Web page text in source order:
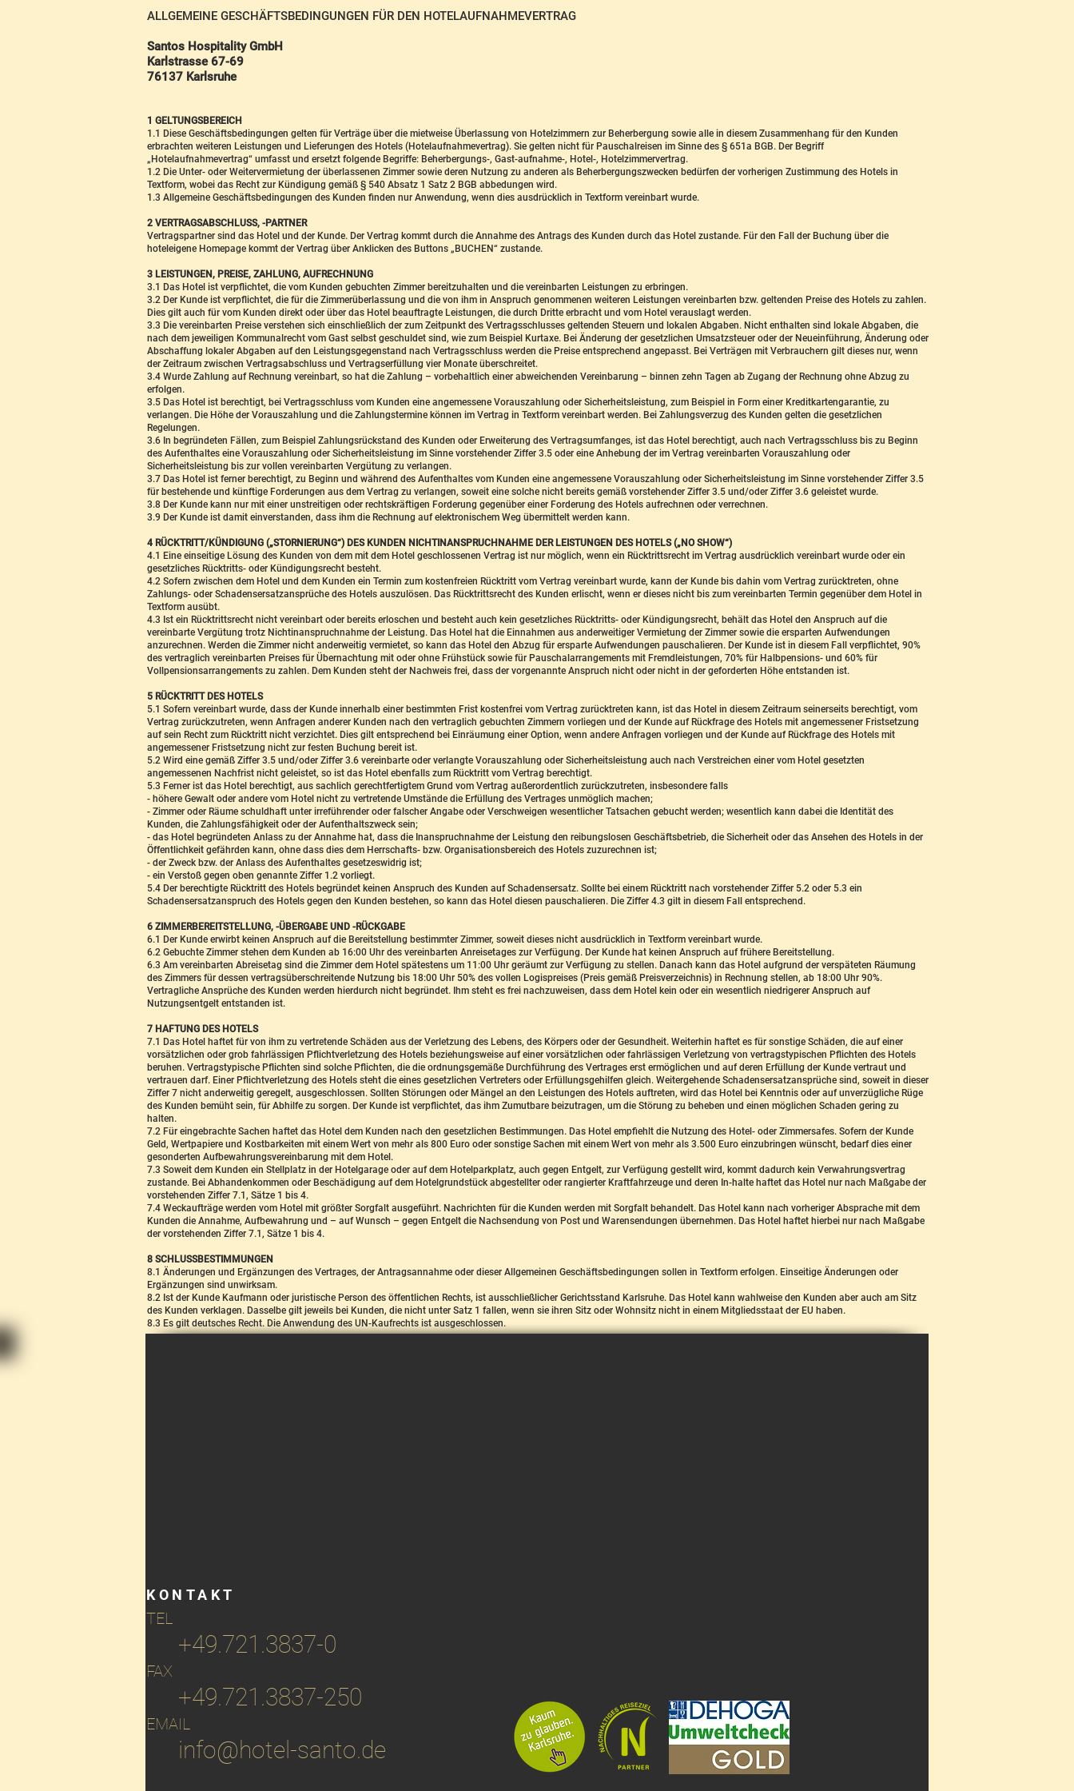
ALLGEMEINE GESCHÄFTSBEDINGUNGEN FÜR DEN HOTELAUFNAHMEVERTRAG
Santos Hospitality GmbH
Karlstrasse 67-69
76137 Karlsruhe
1 GELTUNGSBEREICH
1.1 Diese Geschäftsbedingungen gelten für Verträge über die mietweise Überlassung von Hotelzimmern zur Beherbergung sowie alle in diesem Zusammenhang für den Kunden
erbrachten weiteren Leistungen und Lieferungen des Hotels (Hotelaufnahmevertrag). Sie gelten nicht für Pauschalreisen im Sinne des § 651a BGB. Der Begriff
„Hotelaufnahmevertrag“ umfasst und ersetzt folgende Begriffe: Beherbergungs-, Gast-aufnahme-, Hotel-, Hotelzimmervertrag.
1.2 Die Unter- oder Weitervermietung der überlassenen Zimmer sowie deren Nutzung zu anderen als Beherbergungszwecken bedürfen der vorherigen Zustimmung des Hotels in
Textform, wobei das Recht zur Kündigung gemäß § 540 Absatz 1 Satz 2 BGB abbedungen wird.
1.3 Allgemeine Geschäftsbedingungen des Kunden finden nur Anwendung, wenn dies ausdrücklich in Textform vereinbart wurde.
2 VERTRAGSABSCHLUSS, -PARTNER
Vertragspartner sind das Hotel und der Kunde. Der Vertrag kommt durch die Annahme des Antrags des Kunden durch das Hotel zustande. Für den Fall der Buchung über die
hoteleigene Homepage kommt der Vertrag über Anklicken des Buttons „BUCHEN“ zustande.
3 LEISTUNGEN, PREISE, ZAHLUNG, AUFRECHNUNG
3.1 Das Hotel ist verpflichtet, die vom Kunden gebuchten Zimmer bereitzuhalten und die vereinbarten Leistungen zu erbringen.
3.2 Der Kunde ist verpflichtet, die für die Zimmerüberlassung und die von ihm in Anspruch genommenen weiteren Leistungen vereinbarten bzw. geltenden Preise des Hotels zu zahlen.
Dies gilt auch für vom Kunden direkt oder über das Hotel beauftragte Leistungen, die durch Dritte erbracht und vom Hotel verauslagt werden.
3.3 Die vereinbarten Preise verstehen sich einschließlich der zum Zeitpunkt des Vertragsschlusses geltenden Steuern und lokalen Abgaben. Nicht enthalten sind lokale Abgaben, die
nach dem jeweiligen Kommunalrecht vom Gast selbst geschuldet sind, wie zum Beispiel Kurtaxe. Bei Änderung der gesetzlichen Umsatzsteuer oder der Neueinführung, Änderung oder
Abschaffung lokaler Abgaben auf den Leistungsgegenstand nach Vertragsschluss werden die Preise entsprechend angepasst. Bei Verträgen mit Verbrauchern gilt dieses nur, wenn
der Zeitraum zwischen Vertragsabschluss und Vertragserfüllung vier Monate überschreitet.
3.4 Wurde Zahlung auf Rechnung vereinbart, so hat die Zahlung – vorbehaltlich einer abweichenden Vereinbarung – binnen zehn Tagen ab Zugang der Rechnung ohne Abzug zu
erfolgen.
3.5 Das Hotel ist berechtigt, bei Vertragsschluss vom Kunden eine angemessene Vorauszahlung oder Sicherheitsleistung, zum Beispiel in Form einer Kreditkartengarantie, zu
verlangen. Die Höhe der Vorauszahlung und die Zahlungstermine können im Vertrag in Textform vereinbart werden. Bei Zahlungsverzug des Kunden gelten die gesetzlichen
Regelungen.
3.6 In begründeten Fällen, zum Beispiel Zahlungsrückstand des Kunden oder Erweiterung des Vertragsumfanges, ist das Hotel berechtigt, auch nach Vertragsschluss bis zu Beginn
des Aufenthaltes eine Vorauszahlung oder Sicherheitsleistung im Sinne vorstehender Ziffer 3.5 oder eine Anhebung der im Vertrag vereinbarten Vorauszahlung oder
Sicherheitsleistung bis zur vollen vereinbarten Vergütung zu verlangen.
3.7 Das Hotel ist ferner berechtigt, zu Beginn und während des Aufenthaltes vom Kunden eine angemessene Vorauszahlung oder Sicherheitsleistung im Sinne vorstehender Ziffer 3.5
für bestehende und künftige Forderungen aus dem Vertrag zu verlangen, soweit eine solche nicht bereits gemäß vorstehender Ziffer 3.5 und/oder Ziffer 3.6 geleistet wurde.
3.8 Der Kunde kann nur mit einer unstreitigen oder rechtskräftigen Forderung gegenüber einer Forderung des Hotels aufrechnen oder verrechnen.
3.9 Der Kunde ist damit einverstanden, dass ihm die Rechnung auf elektronischem Weg übermittelt werden kann.
4 RÜCKTRITT/KÜNDIGUNG („STORNIERUNG“) DES KUNDEN NICHTINANSPRUCHNAHME DER LEISTUNGEN DES HOTELS („NO SHOW“)
4.1 Eine einseitige Lösung des Kunden von dem mit dem Hotel geschlossenen Vertrag ist nur möglich, wenn ein Rücktrittsrecht im Vertrag ausdrücklich vereinbart wurde oder ein
gesetzliches Rücktritts- oder Kündigungsrecht besteht.
4.2 Sofern zwischen dem Hotel und dem Kunden ein Termin zum kostenfreien Rücktritt vom Vertrag vereinbart wurde, kann der Kunde bis dahin vom Vertrag zurücktreten, ohne
Zahlungs- oder Schadensersatzansprüche des Hotels auszulösen. Das Rücktrittsrecht des Kunden erlischt, wenn er dieses nicht bis zum vereinbarten Termin gegenüber dem Hotel in
Textform ausübt.
4.3 Ist ein Rücktrittsrecht nicht vereinbart oder bereits erloschen und besteht auch kein gesetzliches Rücktritts- oder Kündigungsrecht, behält das Hotel den Anspruch auf die
vereinbarte Vergütung trotz Nichtinanspruchnahme der Leistung. Das Hotel hat die Einnahmen aus anderweitiger Vermietung der Zimmer sowie die ersparten Aufwendungen
anzurechnen. Werden die Zimmer nicht anderweitig vermietet, so kann das Hotel den Abzug für ersparte Aufwendungen pauschalieren. Der Kunde ist in diesem Fall verpflichtet, 90%
des vertraglich vereinbarten Preises für Übernachtung mit oder ohne Frühstück sowie für Pauschalarrangements mit Fremdleistungen, 70% für Halbpensions- und 60% für
Vollpensionsarrangements zu zahlen. Dem Kunden steht der Nachweis frei, dass der vorgenannte Anspruch nicht oder nicht in der geforderten Höhe entstanden ist.
5 RÜCKTRITT DES HOTELS
5.1 Sofern vereinbart wurde, dass der Kunde innerhalb einer bestimmten Frist kostenfrei vom Vertrag zurücktreten kann, ist das Hotel in diesem Zeitraum seinerseits berechtigt, vom
Vertrag zurückzutreten, wenn Anfragen anderer Kunden nach den vertraglich gebuchten Zimmern vorliegen und der Kunde auf Rückfrage des Hotels mit angemessener Fristsetzung
auf sein Recht zum Rücktritt nicht verzichtet. Dies gilt entsprechend bei Einräumung einer Option, wenn andere Anfragen vorliegen und der Kunde auf Rückfrage des Hotels mit
angemessener Fristsetzung nicht zur festen Buchung bereit ist.
5.2 Wird eine gemäß Ziffer 3.5 und/oder Ziffer 3.6 vereinbarte oder verlangte Vorauszahlung oder Sicherheitsleistung auch nach Verstreichen einer vom Hotel gesetzten
angemessenen Nachfrist nicht geleistet, so ist das Hotel ebenfalls zum Rücktritt vom Vertrag berechtigt.
5.3 Ferner ist das Hotel berechtigt, aus sachlich gerechtfertigtem Grund vom Vertrag außerordentlich zurückzutreten, insbesondere falls
- höhere Gewalt oder andere vom Hotel nicht zu vertretende Umstände die Erfüllung des Vertrages unmöglich machen;
- Zimmer oder Räume schuldhaft unter irreführender oder falscher Angabe oder Verschweigen wesentlicher Tatsachen gebucht werden; wesentlich kann dabei die Identität des
Kunden, die Zahlungsfähigkeit oder der Aufenthaltszweck sein;
- das Hotel begründeten Anlass zu der Annahme hat, dass die Inanspruchnahme der Leistung den reibungslosen Geschäftsbetrieb, die Sicherheit oder das Ansehen des Hotels in der
Öffentlichkeit gefährden kann, ohne dass dies dem Herrschafts- bzw. Organisationsbereich des Hotels zuzurechnen ist;
- der Zweck bzw. der Anlass des Aufenthaltes gesetzeswidrig ist;
- ein Verstoß gegen oben genannte Ziffer 1.2 vorliegt.
5.4 Der berechtigte Rücktritt des Hotels begründet keinen Anspruch des Kunden auf Schadensersatz. Sollte bei einem Rücktritt nach vorstehender Ziffer 5.2 oder 5.3 ein
Schadensersatzanspruch des Hotels gegen den Kunden bestehen, so kann das Hotel diesen pauschalieren. Die Ziffer 4.3 gilt in diesem Fall entsprechend.
6 ZIMMERBEREITSTELLUNG, -ÜBERGABE UND -RÜCKGABE
6.1 Der Kunde erwirbt keinen Anspruch auf die Bereitstellung bestimmter Zimmer, soweit dieses nicht ausdrücklich in Textform vereinbart wurde.
6.2 Gebuchte Zimmer stehen dem Kunden ab 16:00 Uhr des vereinbarten Anreisetages zur Verfügung. Der Kunde hat keinen Anspruch auf frühere Bereitstellung.
6.3 Am vereinbarten Abreisetag sind die Zimmer dem Hotel spätestens um 11:00 Uhr geräumt zur Verfügung zu stellen. Danach kann das Hotel aufgrund der verspäteten Räumung
des Zimmers für dessen vertragsüberschreitende Nutzung bis 18:00 Uhr 50% des vollen Logispreises (Preis gemäß Preisverzeichnis) in Rechnung stellen, ab 18:00 Uhr 90%.
Vertragliche Ansprüche des Kunden werden hierdurch nicht begründet. Ihm steht es frei nachzuweisen, dass dem Hotel kein oder ein wesentlich niedrigerer Anspruch auf
Nutzungsentgelt entstanden ist.
7 HAFTUNG DES HOTELS
7.1 Das Hotel haftet für von ihm zu vertretende Schäden aus der Verletzung des Lebens, des Körpers oder der Gesundheit. Weiterhin haftet es für sonstige Schäden, die auf einer
vorsätzlichen oder grob fahrlässigen Pflichtverletzung des Hotels beziehungsweise auf einer vorsätzlichen oder fahrlässigen Verletzung von vertragstypischen Pflichten des Hotels
beruhen. Vertragstypische Pflichten sind solche Pflichten, die die ordnungsgemäße Durchführung des Vertrages erst ermöglichen und auf deren Erfüllung der Kunde vertraut und
vertrauen darf. Einer Pflichtverletzung des Hotels steht die eines gesetzlichen Vertreters oder Erfüllungsgehilfen gleich. Weitergehende Schadensersatzansprüche sind, soweit in dieser
Ziffer 7 nicht anderweitig geregelt, ausgeschlossen. Sollten Störungen oder Mängel an den Leistungen des Hotels auftreten, wird das Hotel bei Kenntnis oder auf unverzügliche Rüge
des Kunden bemüht sein, für Abhilfe zu sorgen. Der Kunde ist verpflichtet, das ihm Zumutbare beizutragen, um die Störung zu beheben und einen möglichen Schaden gering zu
halten.
7.2 Für eingebrachte Sachen haftet das Hotel dem Kunden nach den gesetzlichen Bestimmungen. Das Hotel empfiehlt die Nutzung des Hotel- oder Zimmersafes. Sofern der Kunde
Geld, Wertpapiere und Kostbarkeiten mit einem Wert von mehr als 800 Euro oder sonstige Sachen mit einem Wert von mehr als 3.500 Euro einzubringen wünscht, bedarf dies einer
gesonderten Aufbewahrungsvereinbarung mit dem Hotel.
7.3 Soweit dem Kunden ein Stellplatz in der Hotelgarage oder auf dem Hotelparkplatz, auch gegen Entgelt, zur Verfügung gestellt wird, kommt dadurch kein Verwahrungsvertrag
zustande. Bei Abhandenkommen oder Beschädigung auf dem Hotelgrundstück abgestellter oder rangierter Kraftfahrzeuge und deren In-halte haftet das Hotel nur nach Maßgabe der
vorstehenden Ziffer 7.1, Sätze 1 bis 4.
7.4 Weckaufträge werden vom Hotel mit größter Sorgfalt ausgeführt. Nachrichten für die Kunden werden mit Sorgfalt behandelt. Das Hotel kann nach vorheriger Absprache mit dem
Kunden die Annahme, Aufbewahrung und – auf Wunsch – gegen Entgelt die Nachsendung von Post und Warensendungen übernehmen. Das Hotel haftet hierbei nur nach Maßgabe
der vorstehenden Ziffer 7.1, Sätze 1 bis 4.
8 SCHLUSSBESTIMMUNGEN
8.1 Änderungen und Ergänzungen des Vertrages, der Antragsannahme oder dieser Allgemeinen Geschäftsbedingungen sollen in Textform erfolgen. Einseitige Änderungen oder
Ergänzungen sind unwirksam.
8.2 Ist der Kunde Kaufmann oder juristische Person des öffentlichen Rechts, ist ausschließlicher Gerichtsstand Karlsruhe. Das Hotel kann wahlweise den Kunden aber auch am Sitz
des Kunden verklagen. Dasselbe gilt jeweils bei Kunden, die nicht unter Satz 1 fallen, wenn sie ihren Sitz oder Wohnsitz nicht in einem Mitgliedsstaat der EU haben.
8.3 Es gilt deutsches Recht. Die Anwendung des UN-Kaufrechts ist ausgeschlossen.
KONTAKT
TEL
+49.721.3837-0
FAX
+49.721.3837-250
EMAIL
info@hotel-santo.de